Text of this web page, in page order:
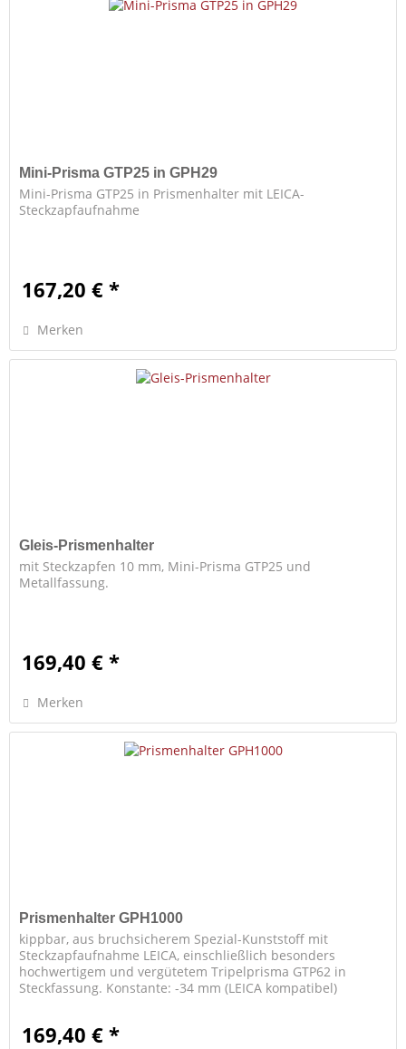
Mini-Prisma GTP25 in GPH29
Mini-Prisma GTP25 in Prismenhalter mit LEICA-
Steckzapfaufnahme
167,20 € *
Merken
Gleis-Prismenhalter
mit Steckzapfen 10 mm, Mini-Prisma GTP25 und
Metallfassung.
169,40 € *
Merken
Prismenhalter GPH1000
kippbar, aus bruchsicherem Spezial-Kunststoff mit
Steckzapfaufnahme LEICA, einschließlich besonders
hochwertigem und vergütetem Tripelprisma GTP62 in
Steckfassung. Konstante: -34 mm (LEICA kompatibel)
169,40 € *